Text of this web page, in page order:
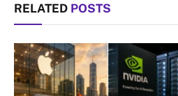
RELATED POSTS